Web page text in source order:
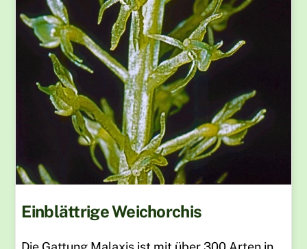
Einblättrige Weichorchis